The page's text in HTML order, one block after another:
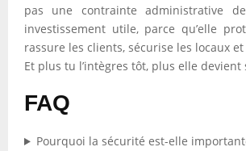
pas une contrainte administrative
investissement utile, parce qu’elle
rassure les clients, sécurise les locaux
Et plus tu l’intègres tôt, plus elle devient
FAQ
Pourquoi la sécurité est-elle